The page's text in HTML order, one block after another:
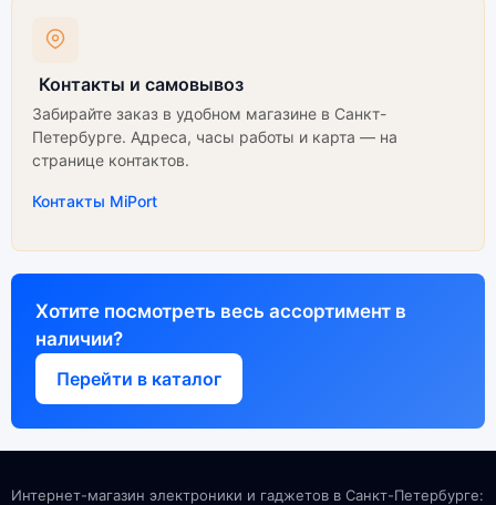
Контакты и самовывоз
Забирайте заказ в удобном магазине в Санкт-
Петербурге. Адреса, часы работы и карта — на
странице контактов.
Контакты MiPort
Хотите посмотреть весь ассортимент в
наличии?
Перейти в каталог
Интернет-магазин электроники и гаджетов в Санкт-Петербурге: